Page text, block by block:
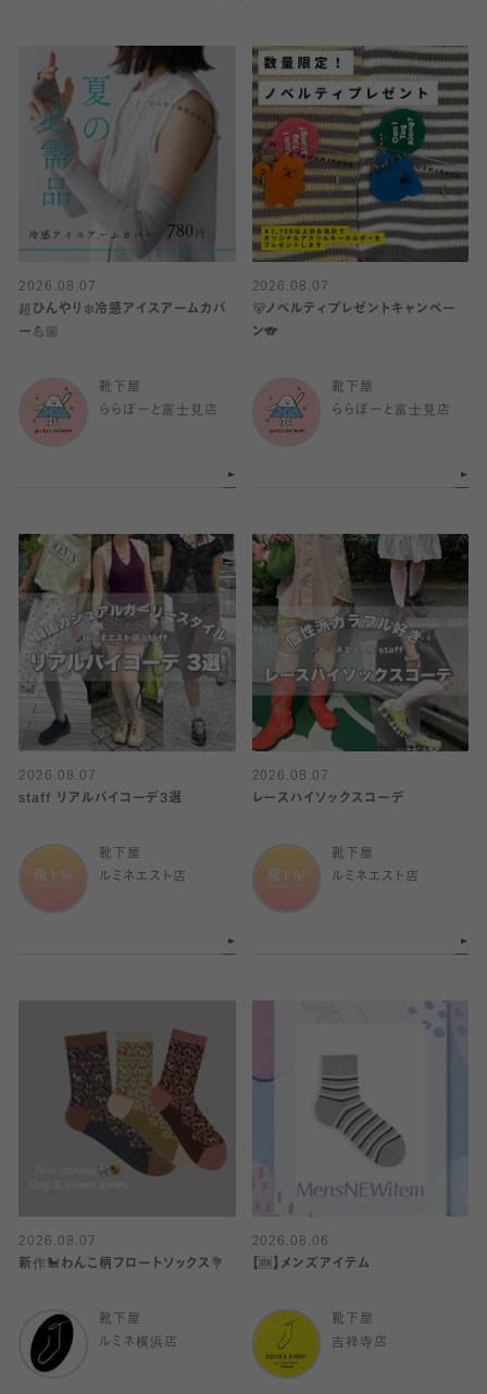
2026.08.07
超ひんやり❄️冷感アイスアームカバ
ー💪🏼
靴下屋
ららぽーと富士見店
2026.08.07
🐻ノベルティプレゼントキャンペー
ン🐨
靴下屋
ららぽーと富士見店
2026.08.07
staff リアルバイコーデ3選
靴下屋
ルミネエスト店
2026.08.07
レースハイソックスコーデ
靴下屋
ルミネエスト店
2026.08.07
新作🐩わんこ柄フロートソックス💐
靴下屋
ルミネ横浜店
2026.08.06
【🆕】メンズアイテム
靴下屋
吉祥寺店